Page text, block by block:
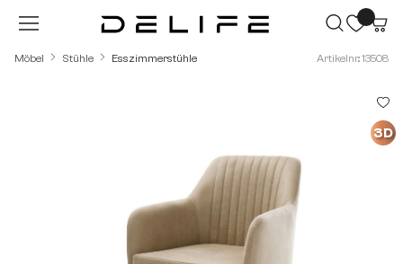
Zum Hauptinhalt springen
Möbel Stühle Esszimmerstühle Artikelnr.: 13508
3D